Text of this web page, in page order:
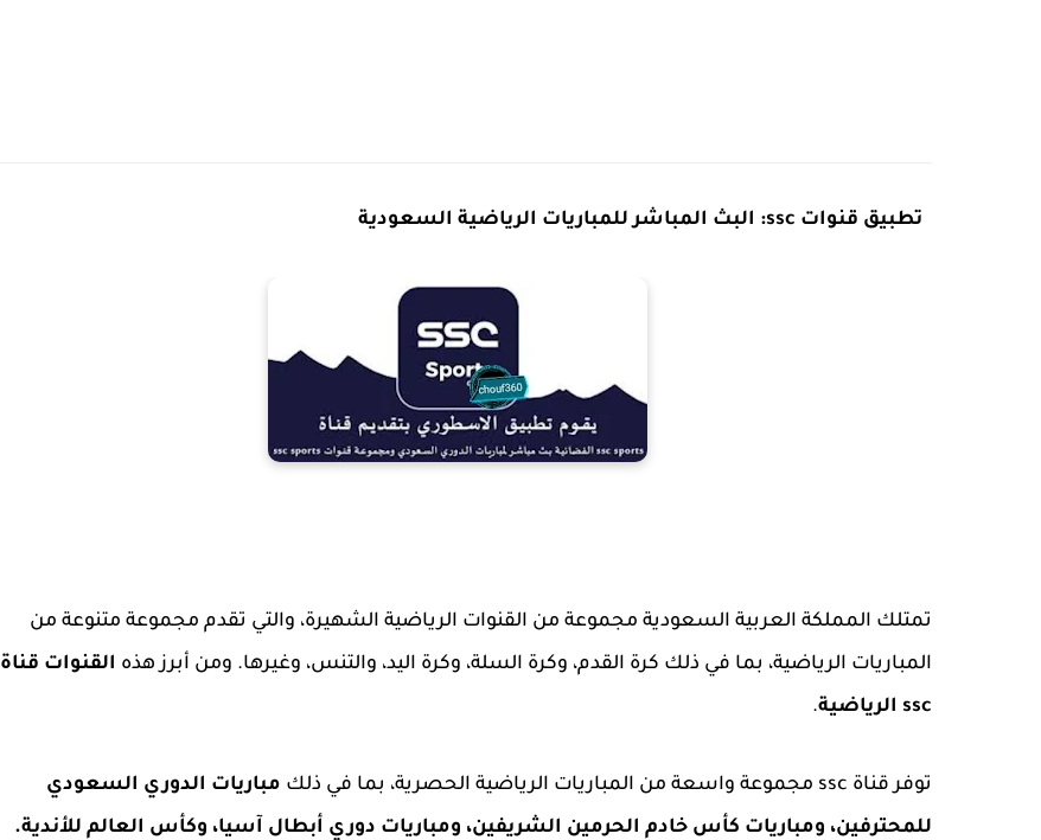
تطبيق قنوات ssc: البث المباشر للمباريات الرياضية السعودية
تمتلك المملكة العربية السعودية مجموعة من القنوات الرياضية الشهيرة، والتي تقدم مجموعة متنوعة من
المباريات الرياضية، بما في ذلك كرة القدم، وكرة السلة، وكرة اليد، والتنس، وغيرها. ومن أبرز هذه القنوات قناة
ssc الرياضية
.
توفر قناة ssc مجموعة واسعة من المباريات الرياضية الحصرية، بما في ذلك
مباريات الدوري السعودي
للمحترفين، ومباريات كأس خادم الحرمين الشريفين، ومباريات دوري أبطال آسيا، وكأس العالم للأندية.